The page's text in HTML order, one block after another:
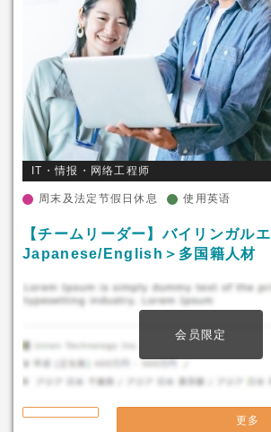
IT・情报・网络工程师
周末及法定节假日休息 使用英语
【チームリーダー】バイリンガル
Japanese/English＞多国籍人材
会员限定
更多